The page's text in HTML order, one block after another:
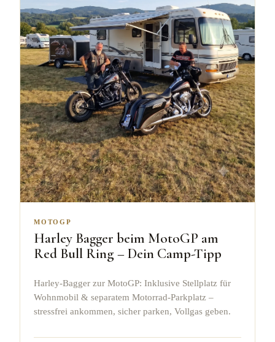
MOTOGP
Harley Bagger beim MotoGP am
Red Bull Ring – Dein Camp-Tipp
Harley-Bagger zur MotoGP: Inklusive Stellplatz für
Wohnmobil & separatem Motorrad-Parkplatz –
stressfrei ankommen, sicher parken, Vollgas geben.